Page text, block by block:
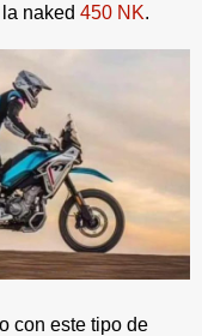
naked 450 NK.
con este tipo de